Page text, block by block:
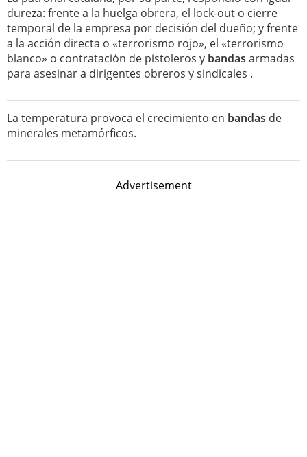
dureza: frente a la huelga obrera, el lock-out o cierre
temporal de la empresa por decisión del dueño; y frente
a la acción directa o «terrorismo rojo», el «terrorismo
blanco» o contratación de pistoleros y bandas armadas
para asesinar a dirigentes obreros y sindicales .
La temperatura provoca el crecimiento en bandas de
minerales metamórficos.
Advertisement